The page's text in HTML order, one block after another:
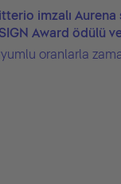
imzalı Aurena
Award ödülü
oranlarla